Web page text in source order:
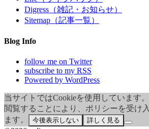
Digress（雑記・お知らせ）
Sitemap（記事一覧）
Blog Info
follow me on Twitter
subscribe to my RSS
Powered by WordPress
当サイトではCookieを使用しています
閲覧することにより、ポリシーを受け
ます。
今後表示しない 詳しく見る